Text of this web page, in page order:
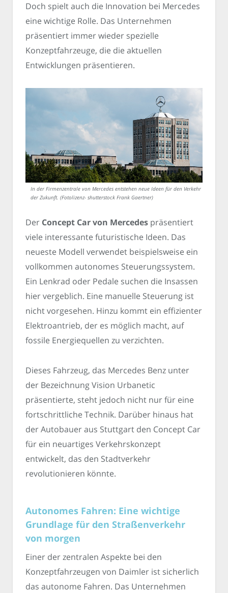
Doch spielt auch die Innovation bei Mercedes
eine wichtige Rolle. Das Unternehmen
präsentiert immer wieder spezielle
Konzeptfahrzeuge, die die aktuellen
Entwicklungen präsentieren.
In der Firmenzentrale von Mercedes entstehen neue Ideen für den Verkehr
der Zukunft. (Fotolizenz- shutterstock Frank Gaertner)
Der Concept Car von Mercedes präsentiert
viele interessante futuristische Ideen. Das
neueste Modell verwendet beispielsweise ein
vollkommen autonomes Steuerungssystem.
Ein Lenkrad oder Pedale suchen die Insassen
hier vergeblich. Eine manuelle Steuerung ist
nicht vorgesehen. Hinzu kommt ein effizienter
Elektroantrieb, der es möglich macht, auf
fossile Energiequellen zu verzichten.
Dieses Fahrzeug, das Mercedes Benz unter
der Bezeichnung Vision Urbanetic
präsentierte, steht jedoch nicht nur für eine
fortschrittliche Technik. Darüber hinaus hat
der Autobauer aus Stuttgart den Concept Car
für ein neuartiges Verkehrskonzept
entwickelt, das den Stadtverkehr
revolutionieren könnte.
Autonomes Fahren: Eine wichtige
Grundlage für den Straßenverkehr
von morgen
Einer der zentralen Aspekte bei den
Konzeptfahrzeugen von Daimler ist sicherlich
das autonome Fahren. Das Unternehmen